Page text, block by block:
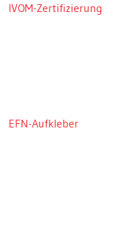
IVOM-Zertifizierung
EFN-Aufkleber